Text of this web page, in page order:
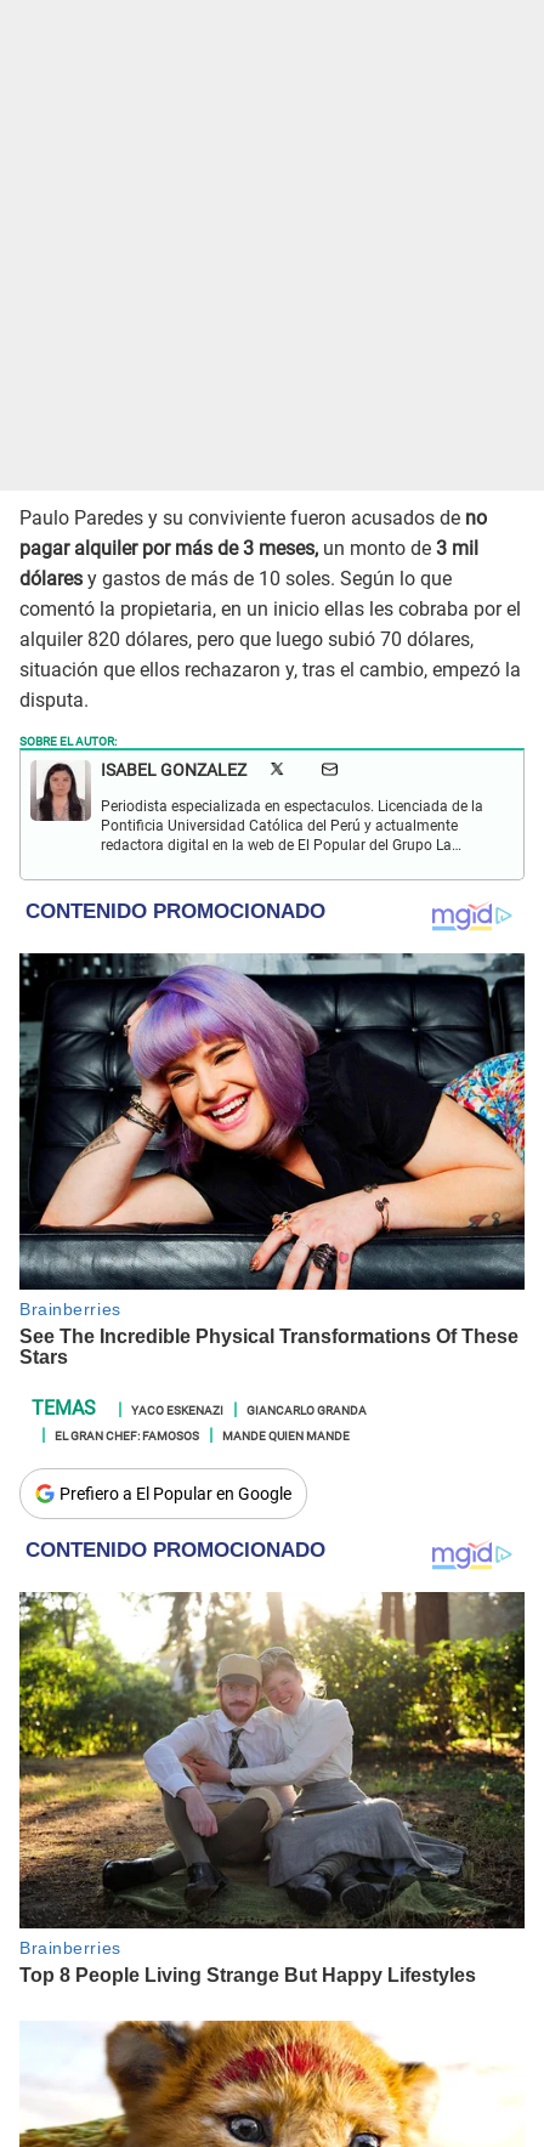
Paulo Paredes y su conviviente fueron acusados de no
pagar alquiler por más de 3 meses, un monto de 3 mil
dólares y gastos de más de 10 soles. Según lo que
comentó la propietaria, en un inicio ellas les cobraba por el
alquiler 820 dólares, pero que luego subió 70 dólares,
situación que ellos rechazaron y, tras el cambio, empezó la
disputa.
SOBRE EL AUTOR:
ISABEL GONZALEZ
Periodista especializada en espectaculos. Licenciada de la
Pontificia Universidad Católica del Perú y actualmente
redactora digital en la web de El Popular del Grupo La
sociales y nuevas tecnologías.
YACO ESKENAZI
GIANCARLO GRANDA
EL GRAN CHEF: FAMOSOS
MANDE QUIEN MANDE
Prefiero a El Popular en Google